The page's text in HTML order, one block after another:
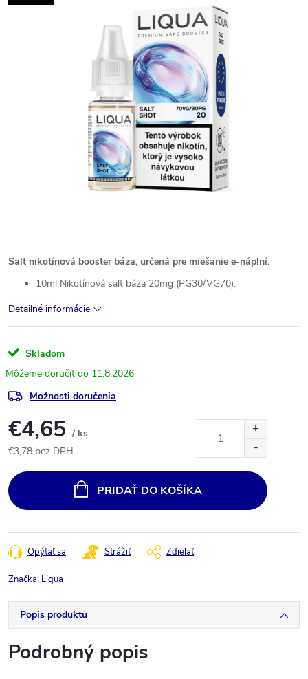
Salt nikotínová booster báza, určená pre miešanie e-náplní.
10ml Nikotínová salt báza 20mg (PG30/VG70).
Detailné informácie
Skladom
11.8.2026
Možnosti doručenia
€4,65 / ks
€3,78 bez DPH
cena:
PRIDAŤ DO KOŠÍKA
Opýtať sa Strážiť Zdieľať
Značka: Liqua
Popis produktu
Podrobný popis